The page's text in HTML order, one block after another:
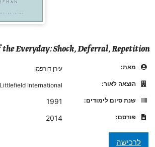
Everyday: Shock, Deferral, Repetition
מאת:
עירן דורפמן
הוצאה לאור:
International
שנת סיום לימודים:
1991
פורסם: 2014